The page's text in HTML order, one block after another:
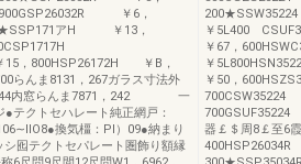
￥6，
アH ￥13，
，800HSP26172H ￥B，
んま8131，267ガラス寸法外
内窓らんま7871，242 一
テクトセハレート純正網戸：
換気橿：Pl）09●納まり
囮テクトセパレート圏飾り額縁
￥5L400
￥67，
￥
￥50，
器￡＄周8￡至